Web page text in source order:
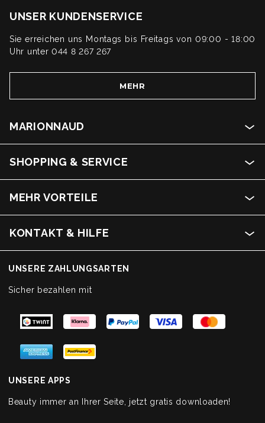
UNSER KUNDENSERVICE
Sie erreichen uns Montags bis Freitags von 09:00 - 18:00
Uhr unter 044 8 267 267
MEHR
MARIONNAUD
SHOPPING & SERVICE
MEHR VORTEILE
KONTAKT & HILFE
UNSERE ZAHLUNGSARTEN
Sicher bezahlen mit
UNSERE APPS
Beauty immer an Ihrer Seite, jetzt gratis downloaden!